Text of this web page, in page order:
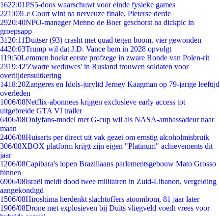
1622:01PS5-doos waarschuwt voor einde fysieke games
221:03Le Court wint na nerveuze finale, Pieterse derde
2920:40NPO-manager Menno de Boer geschorst na dickpic in
groepsapp
31 20:11Duitser (93) crasht met quad tegen boom, vier gewonden
4420:03Trump wil dat J.D. Vance hem in 2028 opvolgt
119:50Lemmen boekt eerste profzege in zware Ronde van Polen-rit
2319:42'Zwarte weduwes' in Rusland trouwen soldaten voor
overlijdensuitkering
1418:20Zangeres en Idols-jurylid Jerney Kaagman op 79-jarige leeftijd
overleden
1006/08Netflix-abonnees krijgen exclusieve early access tot
uitgebreide GTA VI trailer
6406/08Onlyfans-model met G-cup wil als NASA-ambassadeur naar
maan
2406/08Huisarts per direct uit vak gezet om ernstig alcoholmisbruik
306/08XBOX platform krijgt zijn eigen "Platinum" achievements dit
jaar
1206/08Capibara's lopen Braziliaans parlementsgebouw Mato Grosso
binnen
6906/08Israël meldt dood twee militairen in Zuid-Libanon, vergelding
aangekondigd
1506/08Hiroshima herdenkt slachtoffers atoombom, 81 jaar later
1906/08Drone met explosieven bij Duits vliegveld voedt vrees voor